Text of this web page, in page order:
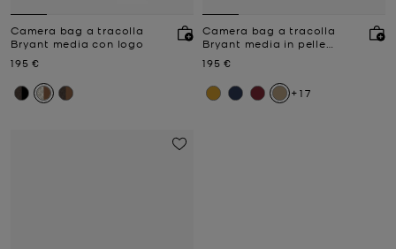
Camera bag a tracolla
Bryant media con logo
Prezzo attuale
195 €
Camera bag a tracolla
Bryant media in pelle
Prezzo attuale
195 €
+17